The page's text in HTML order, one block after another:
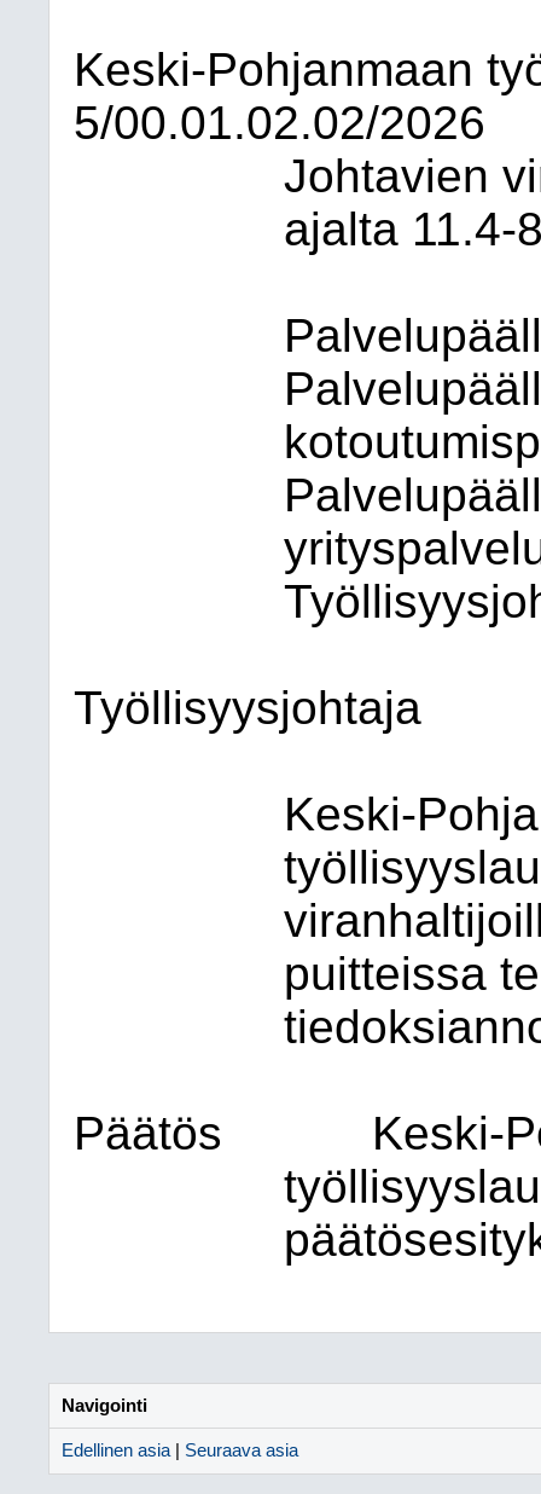
Keski-Pohjanmaan
5/00.01.02.02/2026
Johtavien
ajalta 11.4-
Työllisyysjohtaja
Keski-
puitteissa
Päätös
Keski-
Navigointi
Edellinen asia Seuraava asia